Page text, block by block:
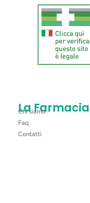
La Farmacia
Chi siamo
Faq
Contatti